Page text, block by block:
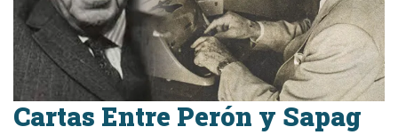
Cartas Entre Perón y Sapag